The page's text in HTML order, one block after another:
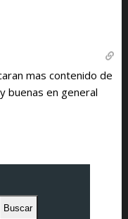
mas contenido de
buenas en general
Buscar